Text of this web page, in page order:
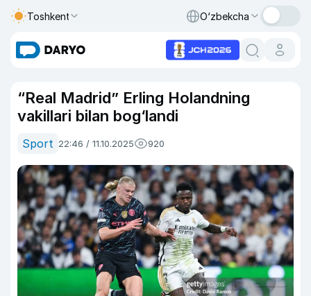
Toshkent O‘zbekcha
“Real Madrid” Erling Holandning
vakillari bilan bog‘landi
Sport 22:46 / 11.10.2025 920